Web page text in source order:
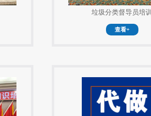
垃圾分类督导员培训
查看+